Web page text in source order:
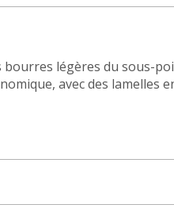
légères du sous-
avec des lamelles